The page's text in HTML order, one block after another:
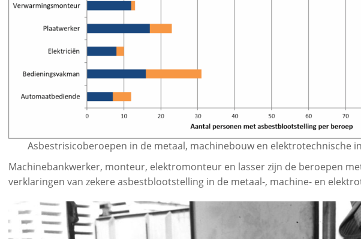
Asbestrisicoberoepen in de metaal, machinebouw en elektrotechnische
Machinebankwerker, monteur, elektromonteur en lasser zijn de beroepen
verklaringen van zekere asbestblootstelling in de metaal-, machine- en